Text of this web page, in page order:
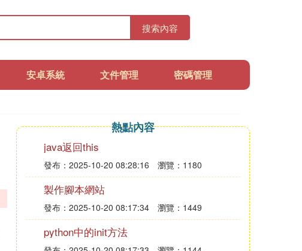
搜索內容
安卓系統 文件管理 密碼管理
熱點內容
java返回this
發布：2025-10-20 08:28:16 瀏覽：1180
製作腳本網站
發布：2025-10-20 08:17:34 瀏覽：1449
python中的init方法